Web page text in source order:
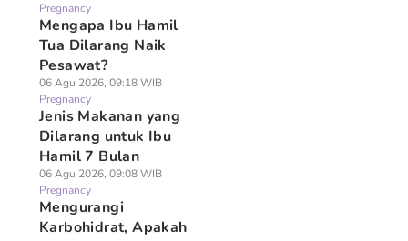
Pregnancy
Mengapa Ibu Hamil
Tua Dilarang Naik
Pesawat?
06 Agu 2026, 09:18 WIB
Pregnancy
Jenis Makanan yang
Dilarang untuk Ibu
Hamil 7 Bulan
06 Agu 2026, 09:08 WIB
Pregnancy
Mengurangi
Karbohidrat, Apakah